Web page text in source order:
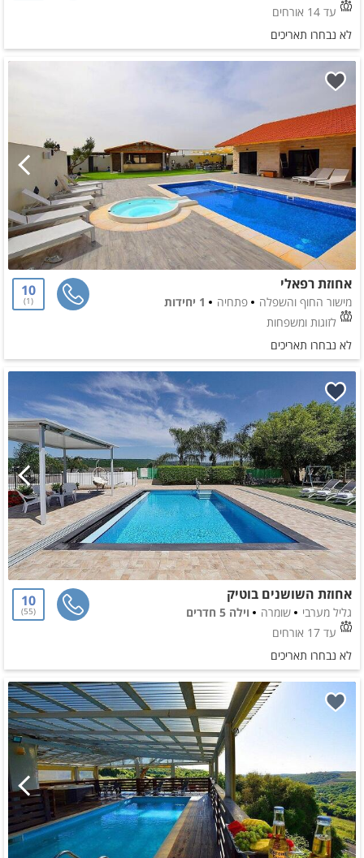
עד 14 אורחים
לא נבחרו תאריכים
אחוזת רפאלי
מישור החוף והשפלה פתחיה
1 יחידות
לזוגות ומשפחות
10
1
לא נבחרו תאריכים
אחוזת השושנים בוטיק
גליל מערבי שומרה
וילה 5 חדרים
עד 17 אורחים
10
55
לא נבחרו תאריכים